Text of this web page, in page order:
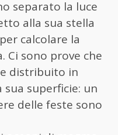
separato la luce
alla sua stella
calcolare la
Ci sono prove che
distribuito in
superficie: un
delle feste sono